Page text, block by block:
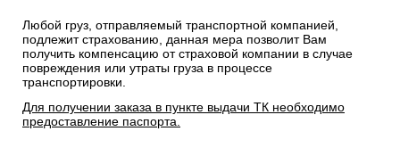
Любой груз, отправляемый транспортной компанией,
подлежит страхованию, данная мера позволит Вам
получить компенсацию от страховой компании в случае
повреждения или утраты груза в процессе
транспортировки.
Для получении заказа в пункте выдачи ТК необходимо
предоставление паспорта.